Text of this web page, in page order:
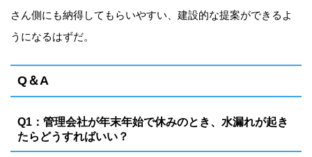
さん側にも納得してもらいやすい、建設的な提案ができるよ
うになるはずだ。
Q＆A
Q1：管理会社が年末年始で休みのとき、水漏れが起き
たらどうすればいい？